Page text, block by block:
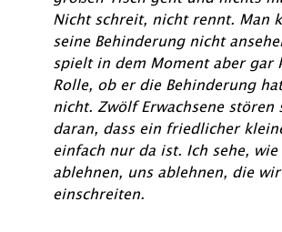
Nicht schreit, nicht rennt. Man
seine Behinderung nicht
spielt in dem Moment aber gar
Rolle, ob er die Behinderung
nicht. Zwölf Erwachsene stören
daran, dass ein friedlicher
einfach nur da ist. Ich sehe,
ablehnen, uns ablehnen, die
einschreiten.